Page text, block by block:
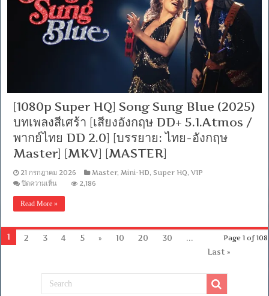
อังกฤษ
DTS:
5.1
/
พากย์
อังกฤษ
Master]
[MKV]
[MASTER]
[1080p Super HQ] Song Sung Blue (2025)
บทเพลงสีเศร้า [เสียงอังกฤษ DD+ 5.1.Atmos /
พากย์ไทย DD 2.0] [บรรยาย: ไทย-อังกฤษ
Master] [MKV] [MASTER]
21 กรกฎาคม 2026 Master,Mini-HD,Super HQ,VIP
ปิดความเห็นบน
HQ]
Sung
Blue
(2025)
[เสียง
2,186
Read More »
Page 1 of 108
1 2 3 4 5 » 10 20 30
...
Last »